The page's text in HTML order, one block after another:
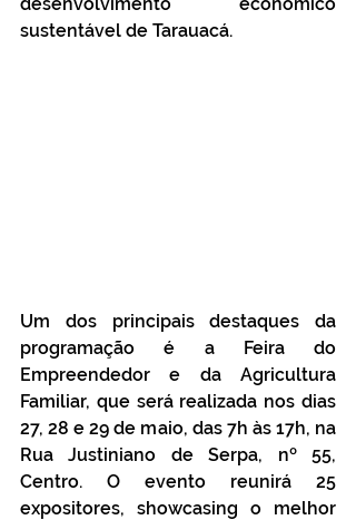
sustentável de Tarauacá.
Um dos principais destaques da
programação é a Feira do
Empreendedor e da Agricultura
Familiar, que será realizada nos dias
27, 28 e 29 de maio, das 7h às 17h, na
Rua Justiniano de Serpa, nº 55,
Centro. O evento reunirá 25
expositores, showcasing o melhor